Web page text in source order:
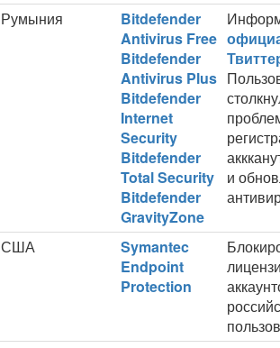
Румыния
Bitdefender
Antivirus Free
Bitdefender
Antivirus Plus
Bitdefender
Internet
Security
Bitdefender
Total Security
Bitdefender
GravityZone
и
США
Symantec
Endpoint
Protection